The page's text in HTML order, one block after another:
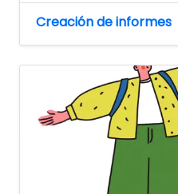
Creación de informes